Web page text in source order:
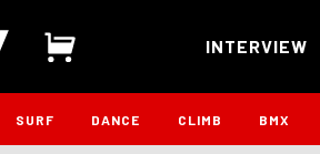
INTERVIEW
SURF DANCE CLIMB BMX